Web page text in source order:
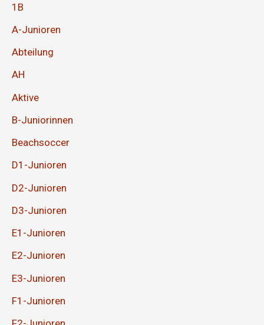
1B
A-Junioren
Abteilung
AH
Aktive
B-Juniorinnen
Beachsoccer
D1-Junioren
D2-Junioren
D3-Junioren
E1-Junioren
E2-Junioren
E3-Junioren
F1-Junioren